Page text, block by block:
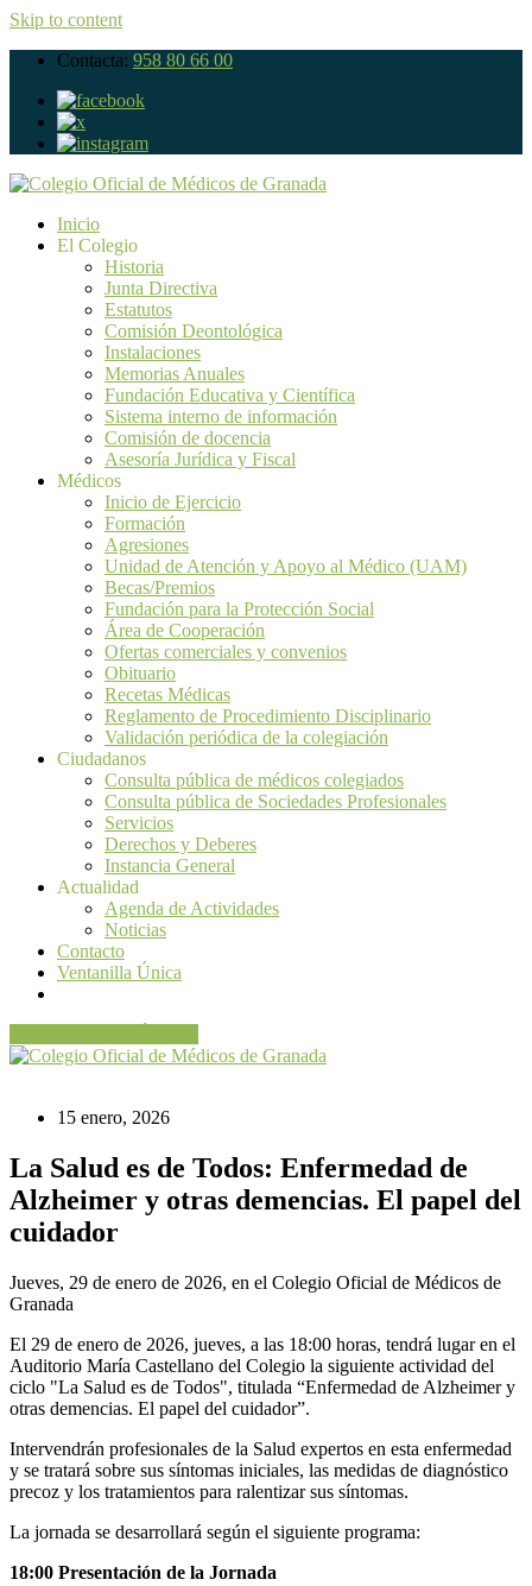
Skip to content
Contacta: 958 80 66 00
Inicio
El Colegio
Historia
Junta Directiva
Estatutos
Comisión Deontológica
Instalaciones
Memorias Anuales
Fundación Educativa y Científica
Sistema interno de información
Comisión de docencia
Asesoría Jurídica y Fiscal
Médicos
Inicio de Ejercicio
Formación
Agresiones
Unidad de Atención y Apoyo al Médico (UAM)
Becas/Premios
Fundación para la Protección Social
Área de Cooperación
Ofertas comerciales y convenios
Obituario
Recetas Médicas
Reglamento de Procedimiento Disciplinario
Validación periódica de la colegiación
Ciudadanos
Consulta pública de médicos colegiados
Consulta pública de Sociedades Profesionales
Servicios
Derechos y Deberes
Instancia General
Actualidad
Agenda de Actividades
Noticias
Contacto
Ventanilla Única
15 enero, 2026
La Salud es de Todos: Enfermedad de
Alzheimer y otras demencias. El papel del
cuidador
Jueves, 29 de enero de 2026, en el Colegio Oficial de Médicos de
Granada
El 29 de enero de 2026, jueves, a las 18:00 horas, tendrá lugar en el
Auditorio María Castellano del Colegio la siguiente actividad del
ciclo "La Salud es de Todos", titulada “Enfermedad de Alzheimer y
otras demencias. El papel del cuidador”.
Intervendrán profesionales de la Salud expertos en esta enfermedad
y se tratará sobre sus síntomas iniciales, las medidas de diagnóstico
precoz y los tratamientos para ralentizar sus síntomas.
La jornada se desarrollará según el siguiente programa:
18:00 Presentación de la Jornada